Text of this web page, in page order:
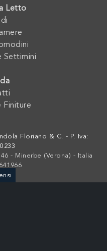
Letto
Settimini
Finiture
Floriano & C. - P. Iva:
- Minerbe (Verona) - Italia